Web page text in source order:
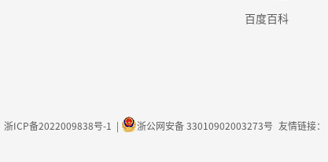
百度百科
浙ICP备2022009838号-1 浙公网安备 33010902003273号 友情链接：